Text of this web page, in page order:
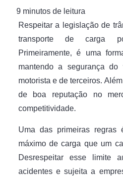
Respeitar a legislação de
transporte de carga
Primeiramente, é uma
mantendo a segurança
motorista e de terceiros.
de boa reputação no
competitividade.
Uma das primeiras
máximo de carga que um
Desrespeitar esse limite
acidentes e sujeita a